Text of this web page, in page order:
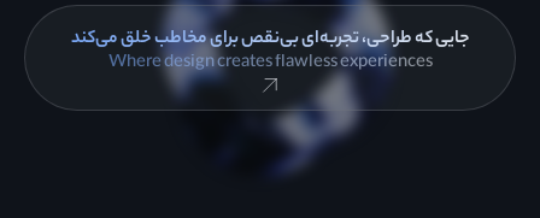
جایی که طراحی، تجربه‌ای بی‌نقص برای مخاطب خلق می‌کند
Where design creates flawless experiences